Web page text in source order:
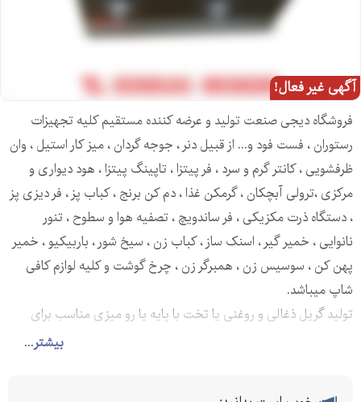
آگهی غیر فعال!
بیشتر...
فروشگاه دیجی صنعت تولید و عرضه کننده مستقیم کلیه تجهیزات
رستوران ، فست فود و... از قبیل دنر ، جوجه گردان ، میز کار استیل ، وان
ظرفشویی ، کانتر گرم و سرد ، فر پیتزا ، تاپینگ پیتزا ، هود دیواری و
مرکزی ،ترولی آبچکان ، گرمکن غذا ، دم کن برنج ، کباب پز ، فر دیزی پز
، دستگاه ذرت مکزیکی ، فر ساندویچ ، تصفیه هوا و سطوح ، تنور
نانوایی ، خمیر گیر ، اسنک ساز ، کباب زن ، سیخ شور ، باربیکیو ، خمیر
پهن کن ، سوسیس زن ، همبرگر زن ، چرخ گوشت و کلیه لوازم کافی
شاپ میباشد.
تولید گریل ذغالی و روغنی یا تخت با پایه یا رو میزی مناسب برای
رستوران و فست فود ها در ابعاد مختلف به دلخواه مشتری صورت